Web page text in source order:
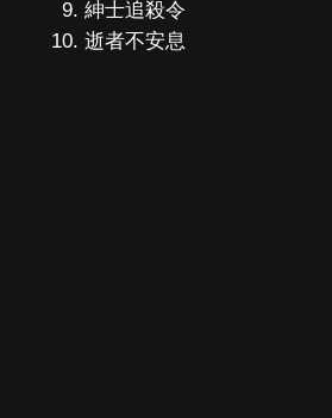
紳士追殺令
逝者不安息